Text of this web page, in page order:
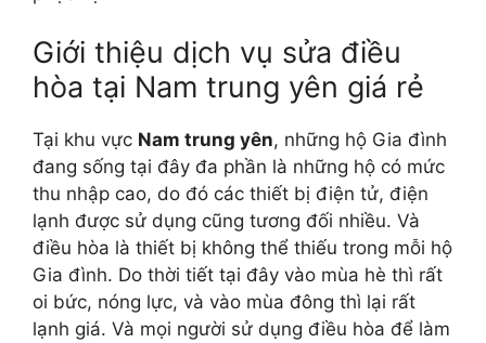
Giới thiệu dịch vụ sửa điều
hòa tại Nam trung yên giá rẻ
Tại khu vực Nam trung yên, những hộ Gia đình
đang sống tại đây đa phần là những hộ có mức
thu nhập cao, do đó các thiết bị điện tử, điện
lạnh được sử dụng cũng tương đối nhiều. Và
điều hòa là thiết bị không thể thiếu trong mỗi hộ
Gia đình. Do thời tiết tại đây vào mùa hè thì rất
oi bức, nóng lực, và vào mùa đông thì lại rất
lạnh giá. Và mọi người sử dụng điều hòa để làm